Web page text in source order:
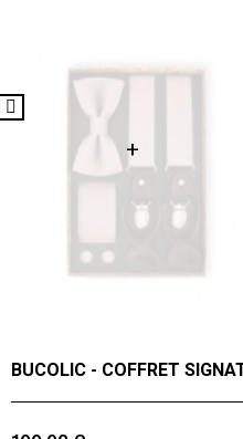
BUCOLIC - COFFRET